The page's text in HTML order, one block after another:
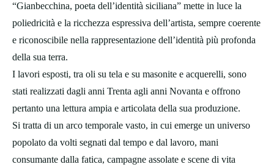
“Gianbecchina, poeta dell’identità siciliana” mette in luce la
poliedricità e la ricchezza espressiva dell’artista, sempre coerente
e riconoscibile nella rappresentazione dell’identità più profonda
della sua terra.
I lavori esposti, tra oli su tela e su masonite e acquerelli, sono
stati realizzati dagli anni Trenta agli anni Novanta e offrono
pertanto una lettura ampia e articolata della sua produzione.
Si tratta di un arco temporale vasto, in cui emerge un universo
popolato da volti segnati dal tempo e dal lavoro, mani
consumante dalla fatica, campagne assolate e scene di vita